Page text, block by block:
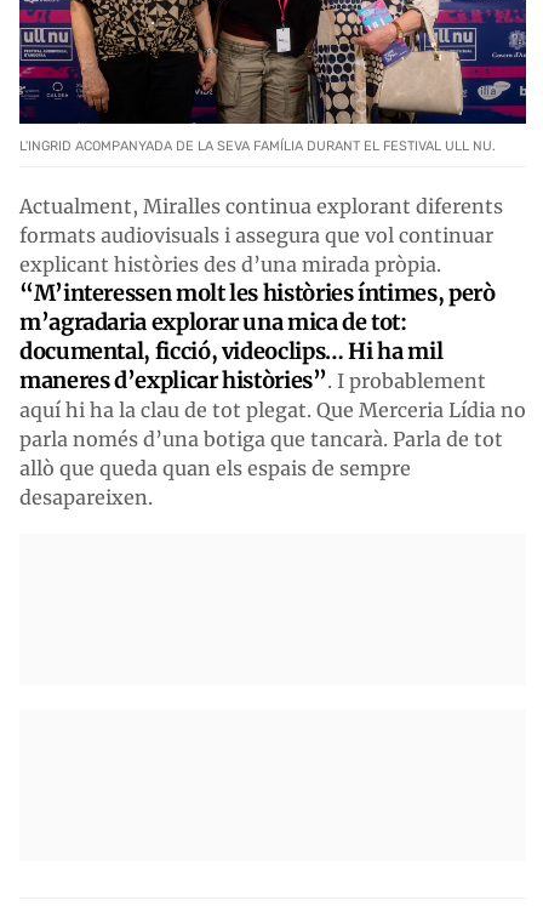
L'INGRID ACOMPANYADA DE LA SEVA FAMÍLIA DURANT EL FESTIVAL ULL NU.
Actualment, Miralles continua explorant diferents
formats audiovisuals i assegura que vol continuar
explicant històries des d’una mirada pròpia.
“M’interessen molt les històries íntimes, però
m’agradaria explorar una mica de tot:
documental, ficció, videoclips… Hi ha mil
maneres d’explicar històries”. I probablement
aquí hi ha la clau de tot plegat. Que Merceria Lídia no
parla només d’una botiga que tancarà. Parla de tot
allò que queda quan els espais de sempre
desapareixen.